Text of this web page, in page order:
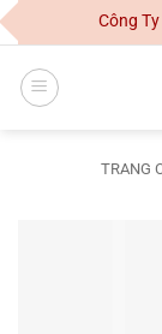
Skip
to
content
Công Ty
TRANG